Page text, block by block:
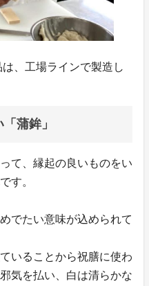
、工場ラインで製造し
蒲鉾」
て、縁起の良いものをい
す。
でたい意味が込められて
いることから祝膳に使わ
気を払い、白は清らかな